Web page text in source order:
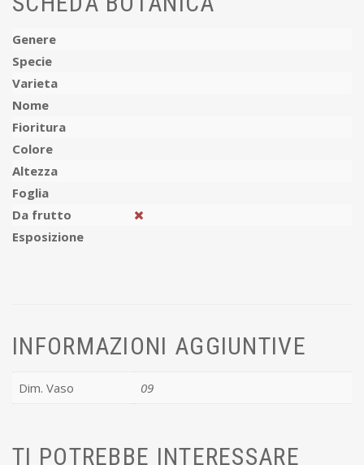
Genere
Specie
Varieta
Nome
Fioritura
Colore
Altezza
Foglia
Da frutto
Esposizione
INFORMAZIONI AGGIUNTIVE
Dim. Vaso 09
TI POTREBBE INTERESSARE